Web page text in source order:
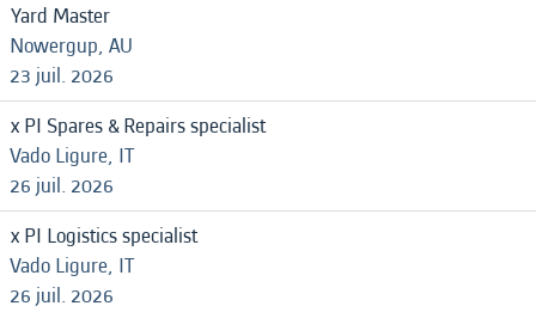
Yard Master
Nowergup, AU
23 juil. 2026
x PI Spares & Repairs specialist
Vado Ligure, IT
26 juil. 2026
x PI Logistics specialist
Vado Ligure, IT
26 juil. 2026